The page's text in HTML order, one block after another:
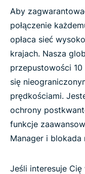
Aby
połączenie
opłaca sieć
krajach. Nasza
przepustowości
się
prędkościami.
ochrony
funkcje
Manager i blokada
Jeśli interesuje